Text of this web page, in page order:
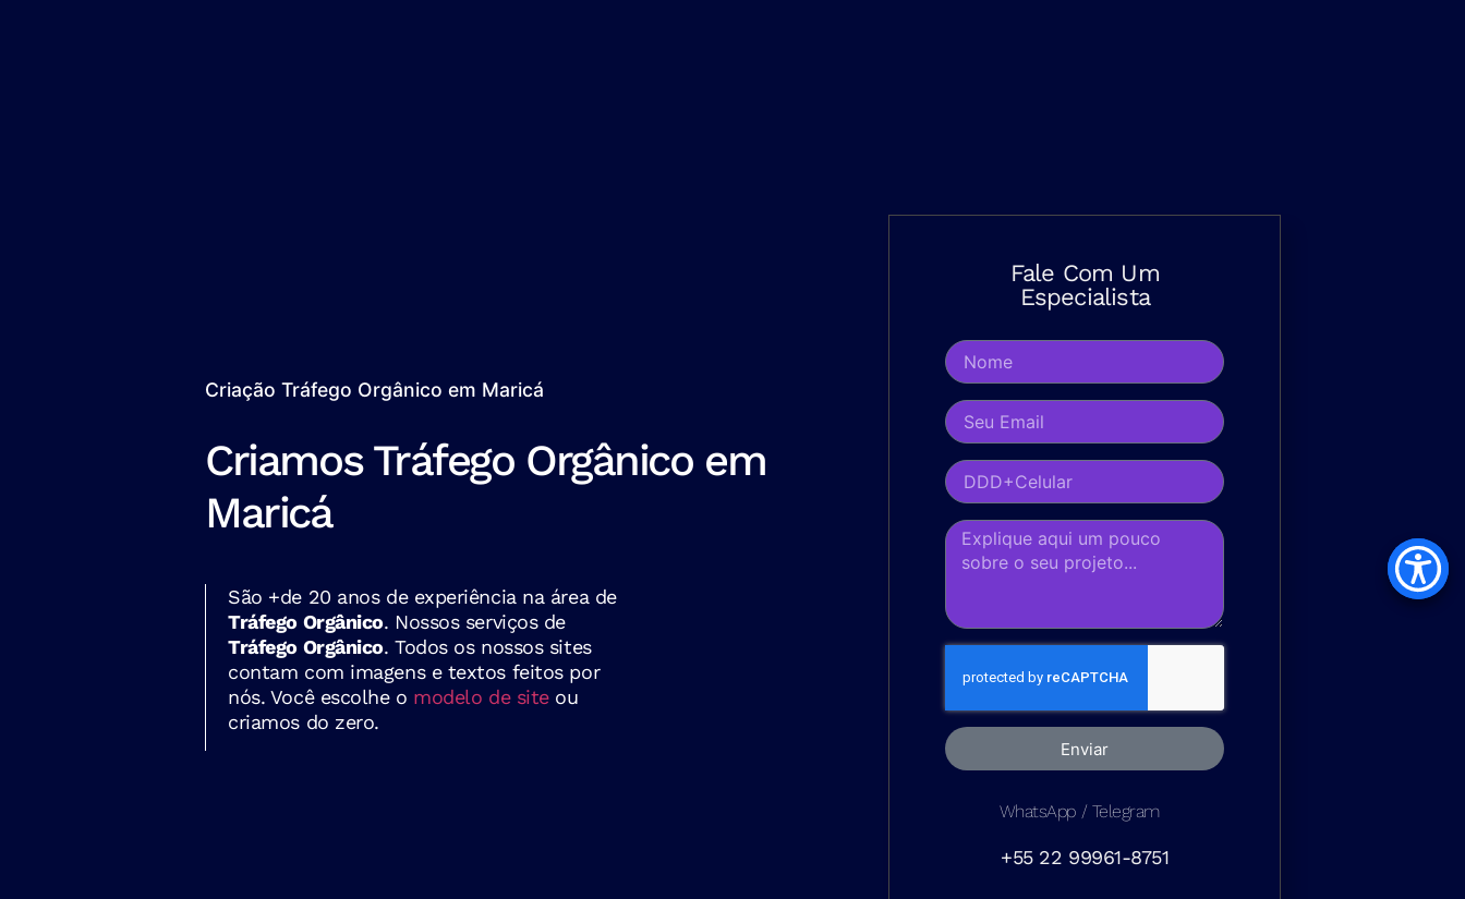
Criação Tráfego Orgânico em Maricá
Criamos Tráfego Orgânico em
Maricá
São +de 20 anos de experiência na área de
Tráfego Orgânico. Nossos serviços de
Tráfego Orgânico. Todos os nossos sites
contam com imagens e textos feitos por
nós. Você escolhe o modelo de siteou
criamos do zero.
Fale Com Um
Especialista
Enviar
WhatsApp / Telegram
+55 22 99961-8751